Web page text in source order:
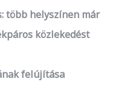
több helyszínen már
közlekedést
felújítása